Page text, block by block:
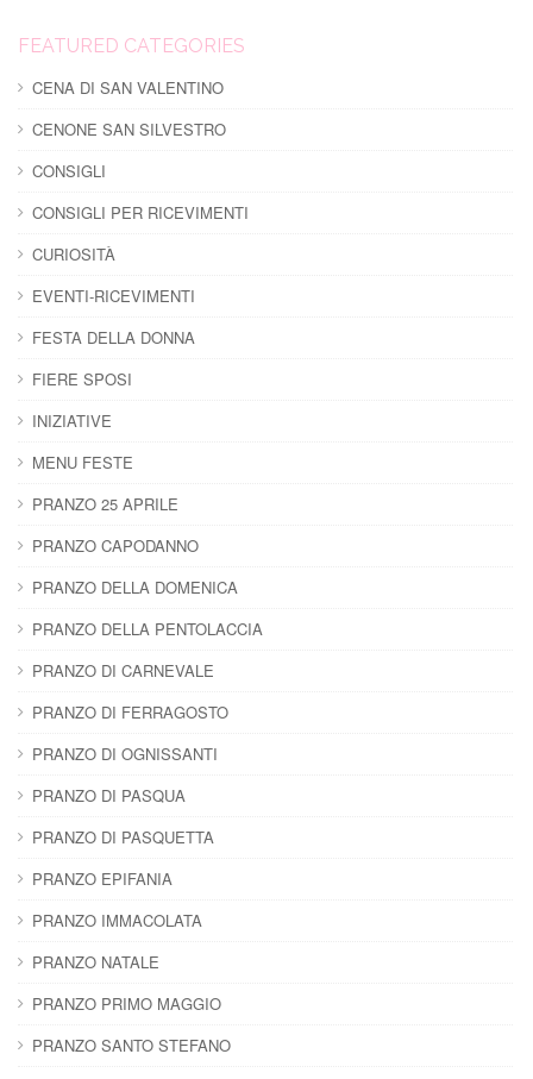
FEATURED CATEGORIES
CENA DI SAN VALENTINO
CENONE SAN SILVESTRO
CONSIGLI
CONSIGLI PER RICEVIMENTI
CURIOSITÀ
EVENTI-RICEVIMENTI
FESTA DELLA DONNA
FIERE SPOSI
INIZIATIVE
MENU FESTE
PRANZO 25 APRILE
PRANZO CAPODANNO
PRANZO DELLA DOMENICA
PRANZO DELLA PENTOLACCIA
PRANZO DI CARNEVALE
PRANZO DI FERRAGOSTO
PRANZO DI OGNISSANTI
PRANZO DI PASQUA
PRANZO DI PASQUETTA
PRANZO EPIFANIA
PRANZO IMMACOLATA
PRANZO NATALE
PRANZO PRIMO MAGGIO
PRANZO SANTO STEFANO